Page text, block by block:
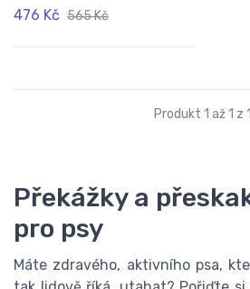
476 Kč 565 Kč
Produkt 1 až 1 z 1
Překážky a
pro psy
Máte zdravého, aktivního psa,